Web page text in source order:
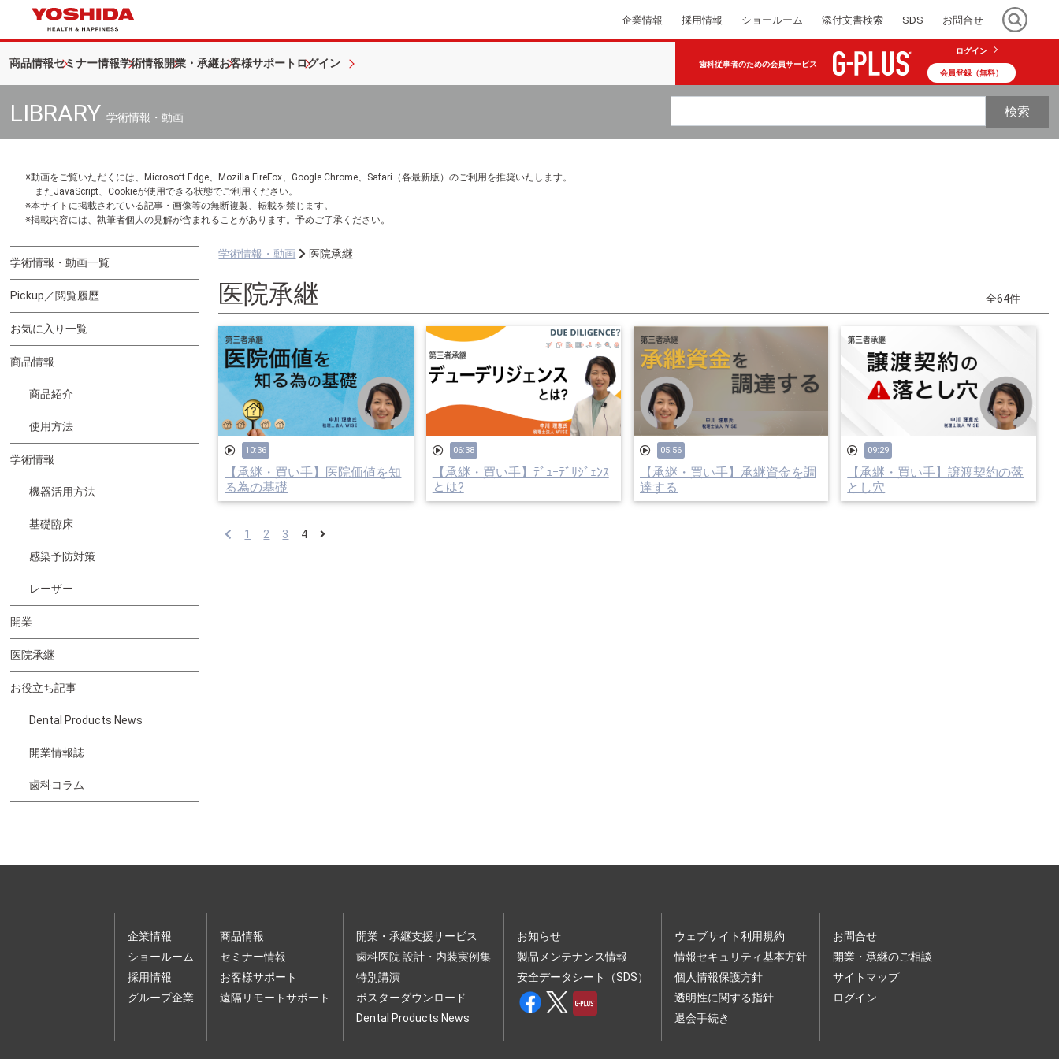
企業情報 採用情報 ショールーム 添付文書検索 SDS お問合せ
商品情報セミナー情報学術情報開業・承継お客様サポート ログイン 歯科従事者のための会員サービス
ログイン
会員登録（無料）
LIBRARY 学術情報・動画 検索
※動画をご覧いただくには、Microsoft Edge、Mozilla FireFox、Google Chrome、Safari（各最新版）のご利用を推奨いたします。
またJavaScript、Cookieが使用できる状態でご利用ください。
※本サイトに掲載されている記事・画像等の無断複製、転載を禁じます。
※掲載内容には、執筆者個人の見解が含まれることがあります。予めご了承ください。
学術情報・動画一覧
Pickup／閲覧履歴
お気に入り一覧
商品情報
商品紹介
使用方法
学術情報
機器活用方法
基礎臨床
感染予防対策
レーザー
開業
医院承継
お役立ち記事
Dental Products News
開業情報誌
歯科コラム
学術情報・動画 医院承継
医院承継 全64件
10:36
【承継・買い手】医院価値を知
る為の基礎
06:38
【承継・買い手】ﾃﾞｭｰﾃﾞﾘｼﾞｪﾝｽ
とは?
05:56
【承継・買い手】承継資金を調
達する
09:29
【承継・買い手】譲渡契約の落
とし穴
1 2 3 4
企業情報
ショールーム
採用情報
グループ企業
商品情報
セミナー情報
お客様サポート
遠隔リモートサポート
開業・承継支援サービス
歯科医院 設計・内装実例集
特別講演
ポスターダウンロード
Dental Products News
お知らせ
製品メンテナンス情報
安全データシート（SDS）
ウェブサイト利用規約
情報セキュリティ基本方針
個人情報保護方針
透明性に関する指針
退会手続き
お問合せ
開業・承継のご相談
サイトマップ
ログイン